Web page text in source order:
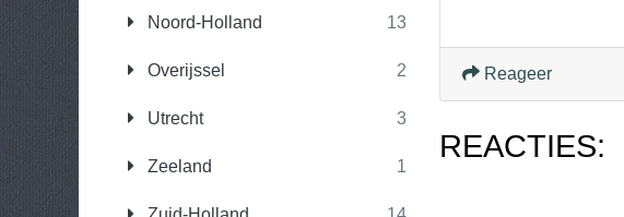
Noord-Holland 13
Overijssel 2
Utrecht 3
Zeeland 1
Reageer
REACTIES: